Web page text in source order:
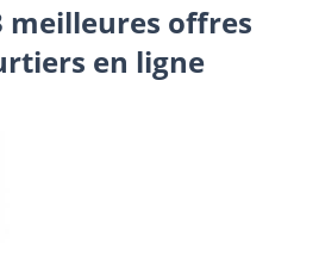
meilleures offres
en ligne